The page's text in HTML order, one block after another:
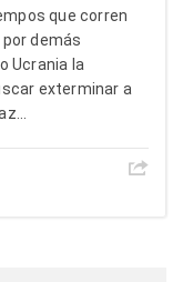
que corren
demás
Ucrania la
exterminar a